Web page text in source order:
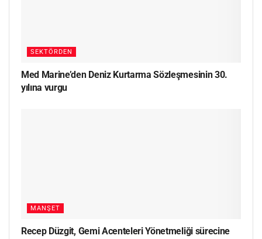
SEKTÖRDEN
Med Marine’den Deniz Kurtarma Sözleşmesinin 30.
yılına vurgu
MANŞET
Recep Düzgit, Gemi Acenteleri Yönetmeliği sürecine